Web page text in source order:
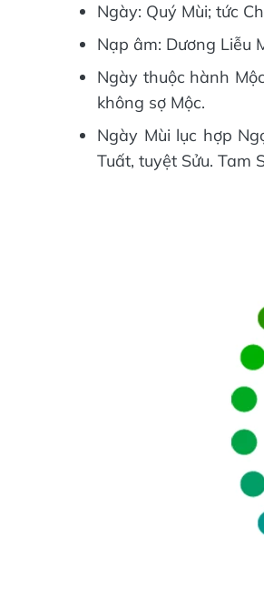
Ngày: Quý Mùi; tức
Nạp âm: Dương Liễu
Ngày thuộc hành
không sợ Mộc.
Ngày Mùi lục hợp
Tuất, tuyệt Sửu. Tam